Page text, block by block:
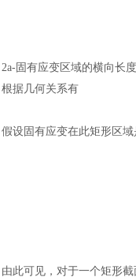
2a-固有应变区域的横向长
根据几何关系有
假设固有应变在此矩形区
由此可见，对于一个矩形